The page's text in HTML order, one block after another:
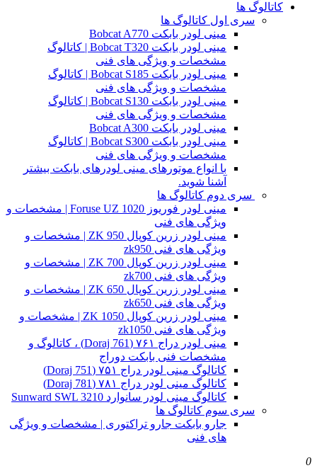
کاتالوگ ها
سری اول کاتالوگ ها
مینی لودر بابکت Bobcat A770
مینی لودر بابکت Bobcat T320 | کاتالوگ
مشخصات و ویژگی های فنی
مینی لودر بابکت Bobcat S185 | کاتالوگ
مشخصات و ویژگی های فنی
مینی لودر بابکت Bobcat S130 | کاتالوگ
مشخصات و ویژگی های فنی
مینی لودر بابکت Bobcat A300
مینی لودر بابکت Bobcat S300 | کاتالوگ
مشخصات و ویژگی های فنی
با انواع موتورهای مینی لودرهای بابکت بیشتر
آشنا شوید.
سری دوم کاتالوگ ها
مینی لودر فوریوز Foruse UZ 1020 | مشخصات و
ویژگی های فنی
مینی لودر زرین کوپال ZK 950 | مشخصات و
ویژگی های فنی zk950
مینی لودر زرین کوپال ZK 700 | مشخصات و
ویژگی های فنی zk700
مینی لودر زرین کوپال ZK 650 | مشخصات و
ویژگی های فنی zk650
مینی لودر زرین کوپال ZK 1050 | مشخصات و
ویژگی های فنی zk1050
مینی لودر دراج ۷۶۱ (Doraj 761) ، کاتالوگ و
مشخصات فنی بابکت دوراج
کاتالوگ مینی لودر دراج ۷۵۱ (Doraj 751)
کاتالوگ مینی لودر دراج ۷۸۱ (Doraj 781)
کاتالوگ مینی لودر سانوارد Sunward SWL 3210
سری سوم کاتالوگ ها
جارو بابکت جارو تراکتوری | مشخصات و ویژگی
های فنی
0